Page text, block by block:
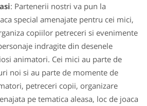
: Partenerii nostri va pun la
special amenajate pentru cei mici,
copiilor petreceri si evenimente
indragite din desenele
animatori. Cei mici au parte de
noi si au parte de momente de
petreceri copii, organizare
pe tematica aleasa, loc de joaca